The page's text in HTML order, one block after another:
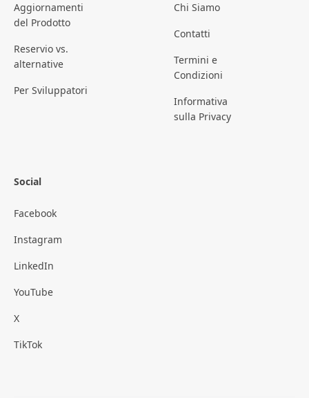
Aggiornamenti
del Prodotto
Reservio vs.
alternative
Per Sviluppatori
Chi Siamo
Contatti
Termini e
Condizioni
Informativa
sulla Privacy
Social
Facebook
Instagram
LinkedIn
YouTube
X
TikTok